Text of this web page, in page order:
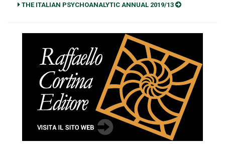
THE ITALIAN PSYCHOANALYTIC ANNUAL 2019/13